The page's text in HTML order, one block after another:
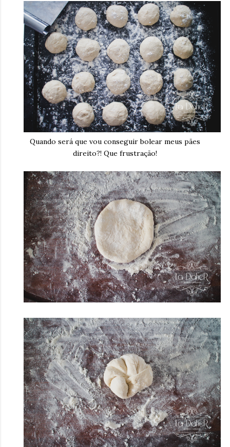
Quando será que vou conseguir bolear meus pães
direito?! Que frustração!